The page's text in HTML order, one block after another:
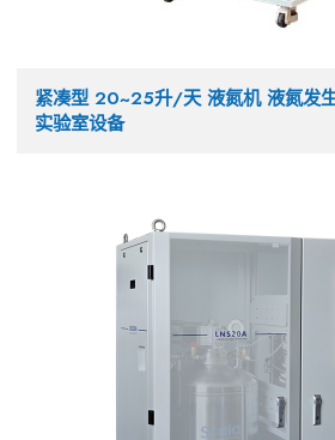
紧凑型 20~25升/天 液氮机 液氮发
实验室设备